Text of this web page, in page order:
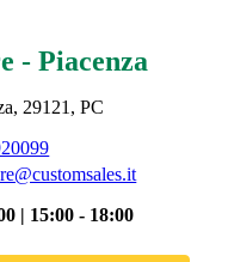
- Piacenza
29121, PC
| 15:00 - 18:00